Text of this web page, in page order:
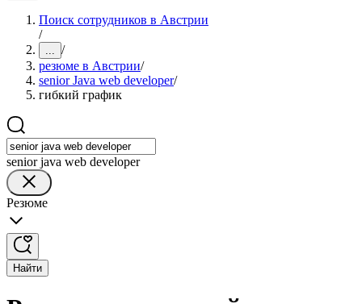
Поиск сотрудников в Австрии
/
... /
резюме в Австрии/
senior Java web developer/
гибкий график
senior java web developer
Резюме
Найти